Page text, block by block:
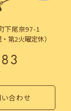
下尾奈97-1
第2火曜定休）
合わせ